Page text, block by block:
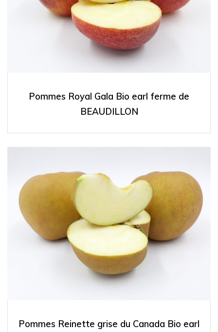
Pommes Royal Gala Bio earl ferme de
BEAUDILLON
Pommes Reinette grise du Canada Bio earl